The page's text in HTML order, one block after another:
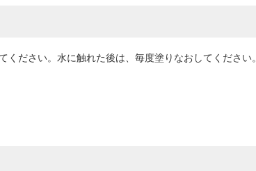
ださい。水に触れた後は、毎度塗りなおしてください。